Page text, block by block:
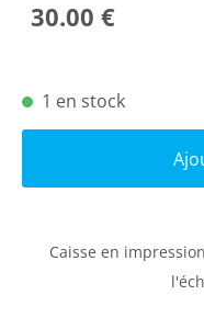
30.00 €
1 en stock
Caisse en